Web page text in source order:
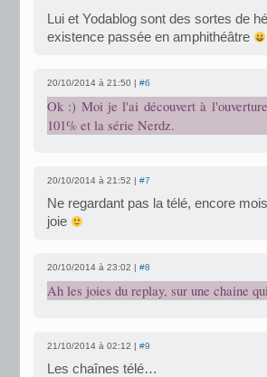
Lui et Yodablog sont des sortes de
existence passée en amphithéâtre
20/10/2014 à 21:50 | #6
Ok :) Moi je l'ai découvert à
101% et la série Nerdz.
20/10/2014 à 21:52 | #7
Ne regardant pas la télé, encore
joie
20/10/2014 à 23:02 | #8
Ah les joies du replay, sur une chaine
21/10/2014 à 02:12 | #9
Les chaînes télé…